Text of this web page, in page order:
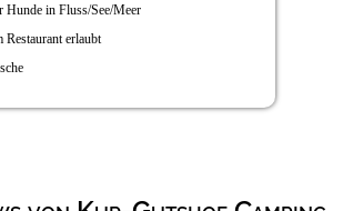
Hunde in Fluss/See/Meer
Restaurant erlaubt